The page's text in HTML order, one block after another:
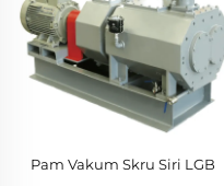
Pam Vakum Skru Siri LGB